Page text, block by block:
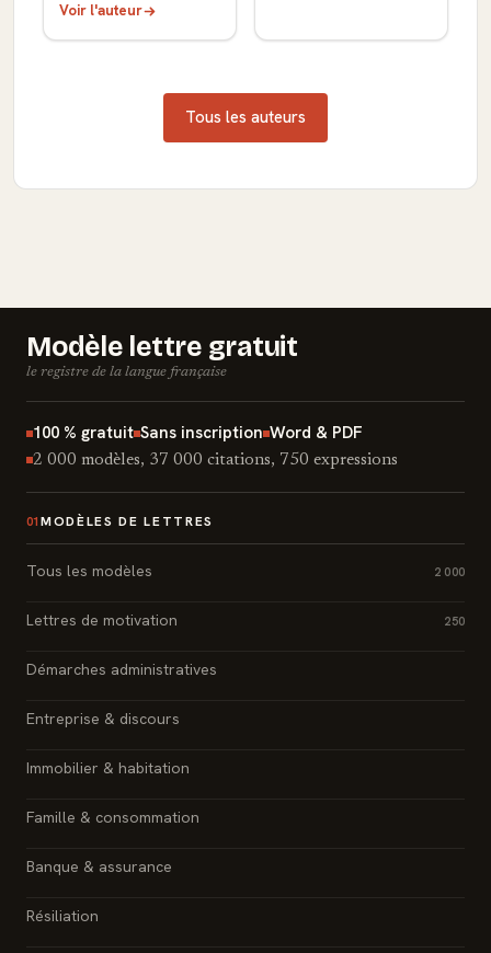
Voir l'auteur
Tous les auteurs
Modèle lettre gratuit
le registre de la langue française
100 % gratuit Sans inscription Word & PDF
2 000 modèles, 37 000 citations, 750 expressions
01 MODÈLES DE LETTRES
Tous les modèles 2 000
Lettres de motivation 250
Démarches administratives
Entreprise & discours
Immobilier & habitation
Famille & consommation
Banque & assurance
Résiliation